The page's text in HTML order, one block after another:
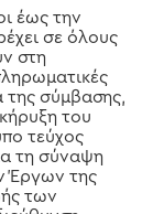
έως την
σε όλους
στη
της σύμβασης,
του
τεύχος
τη σύναψη
Έργων της
των